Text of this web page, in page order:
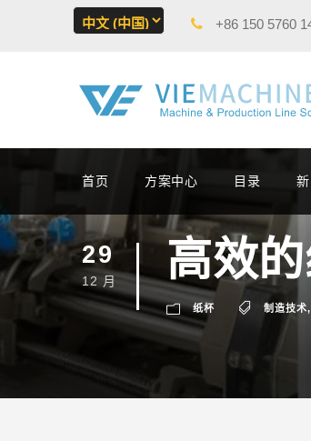
+86 150 5760
首页 方案中心 目录
29
12 月 高效
纸杯 制造技术,